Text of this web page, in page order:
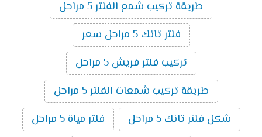
طريقة تركيب شمع الفلتر 5 مراحل
فلتر تانك 5 مراحل سعر
تركيب فلتر فريش 5 مراحل
طريقة تركيب شمعات الفلتر 5 مراحل
شكل فلتر تانك 5 مراحل
فلتر مياة 5 مراحل